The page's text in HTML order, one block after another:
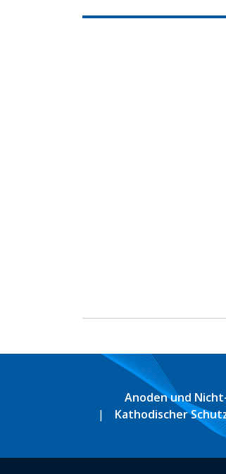
Anoden und
Kathodischer